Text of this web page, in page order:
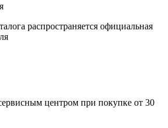
распространяется официальная
центром при покупке от 30